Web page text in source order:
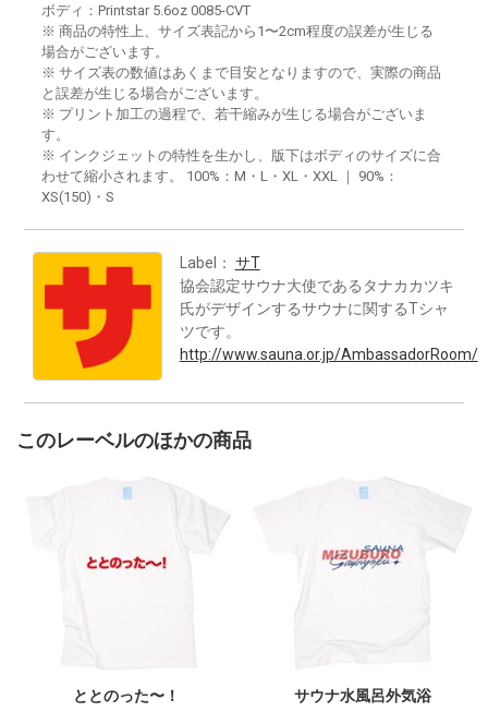
ボディ：Printstar 5.6oz 0085-CVT
※ 商品の特性上、サイズ表記から1〜2cm程度の誤差が生じる
場合がございます。
※ サイズ表の数値はあくまで目安となりますので、実際の商品
と誤差が生じる場合がございます。
※ プリント加工の過程で、若干縮みが生じる場合がございま
す。
※ インクジェットの特性を生かし、版下はボディのサイズに合
わせて縮小されます。 100%：M・L・XL・XXL ｜ 90%：
XS(150)・S
Label： サT
協会認定サウナ大使であるタナカカツキ
氏がデザインするサウナに関するTシャ
ツです。
http://www.sauna.or.jp/AmbassadorRoom/
このレーベルのほかの商品
ととのった〜！ サウナ水風呂外気浴